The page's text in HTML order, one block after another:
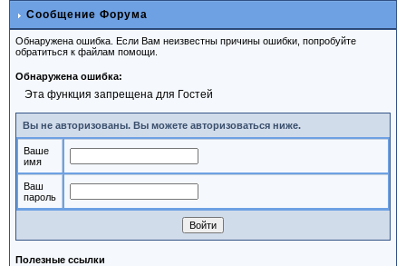
Сообщение Форума
Обнаружена ошибка. Если Вам неизвестны причины ошибки, попробуйте
обратиться к файлам помощи.
Обнаружена ошибка:
Эта функция запрещена для Гостей
Вы не авторизованы. Вы можете авторизоваться ниже.
Ваше
имя
Ваш
пароль
Полезные ссылки